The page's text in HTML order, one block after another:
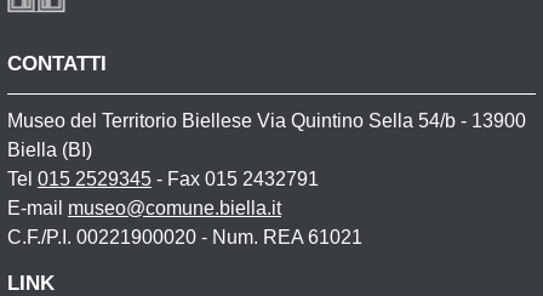
CONTATTI
Museo del Territorio Biellese Via Quintino Sella 54/b - 13900
Biella (BI)
Tel 015 2529345 - Fax 015 2432791
E-mail museo@comune.biella.it
C.F./P.I. 00221900020 - Num. REA 61021
LINK